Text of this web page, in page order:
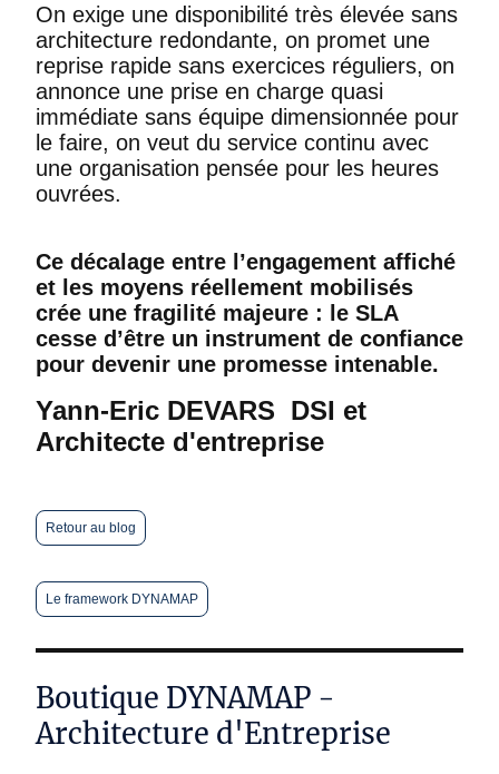
On exige une disponibilité très élevée sans
architecture redondante, on promet une
reprise rapide sans exercices réguliers, on
annonce une prise en charge quasi
immédiate sans équipe dimensionnée pour
le faire, on veut du service continu avec
une organisation pensée pour les heures
ouvrées.
Ce décalage entre l’engagement affiché
et les moyens réellement mobilisés
crée une fragilité majeure : le SLA
cesse d’être un instrument de confiance
pour devenir une promesse intenable.
Yann-Eric DEVARS DSI et
Architecte d'entreprise
Retour au blog
Le framework DYNAMAP
Boutique DYNAMAP -
Architecture d'Entreprise